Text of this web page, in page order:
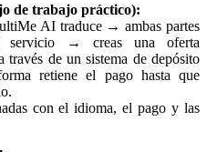
de trabajo práctico):
AI traduce → ambas partes
servicio → creas una oferta
de un sistema de depósito
retiene el pago hasta que
con el idioma, el pago y las